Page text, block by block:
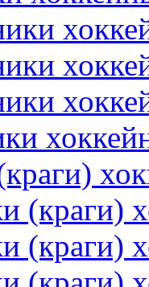
(краги)
(краги)